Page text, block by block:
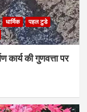
धार्मिक
पहल टुडे
कार्य की गुणवत्ता पर